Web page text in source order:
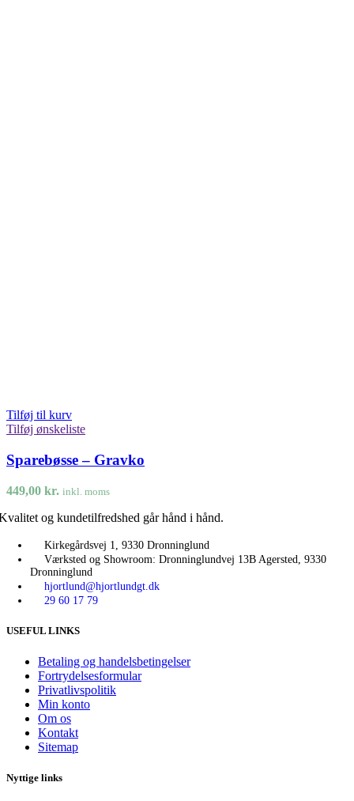
Tilføj til kurv
Tilføj ønskeliste
Sparebøsse – Gravko
449,00 kr. inkl. moms
og kundetilfredshed går hånd i hånd.
Kirkegårdsvej 1, 9330 Dronninglund
Værksted og Showroom: Dronninglundvej 13B Agersted, 9330
Dronninglund
hjortlund@hjortlundgt.dk
29 60 17 79
USEFUL LINKS
Betaling og handelsbetingelser
Fortrydelsesformular
Privatlivspolitik
Min konto
Om os
Kontakt
Sitemap
Nyttige links